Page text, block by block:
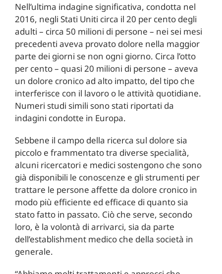
Nell’ultima indagine significativa, condotta nel
2016, negli Stati Uniti circa il 20 per cento degli
adulti – circa 50 milioni di persone – nei sei mesi
precedenti aveva provato dolore nella maggior
parte dei giorni se non ogni giorno. Circa l’otto
per cento – quasi 20 milioni di persone – aveva
un dolore cronico ad alto impatto, del tipo che
interferisce con il lavoro o le attività quotidiane.
Numeri studi simili sono stati riportati da
indagini condotte in Europa.
Sebbene il campo della ricerca sul dolore sia
piccolo e frammentato tra diverse specialità,
alcuni ricercatori e medici sostengono che sono
già disponibili le conoscenze e gli strumenti per
trattare le persone affette da dolore cronico in
modo più efficiente ed efficace di quanto sia
stato fatto in passato. Ciò che serve, secondo
loro, è la volontà di arrivarci, sia da parte
dell’establishment medico che della società in
generale.